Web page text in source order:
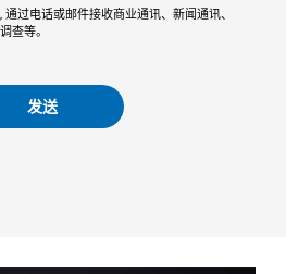
过电话或邮件接收商业通讯、新闻通讯、
查等。
发送